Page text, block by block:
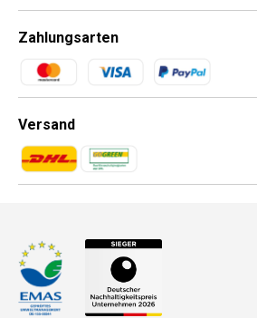
Zahlungsarten
Zahlungsmethoden
Versand
Zahlungsmethoden
Zahlungsmethoden